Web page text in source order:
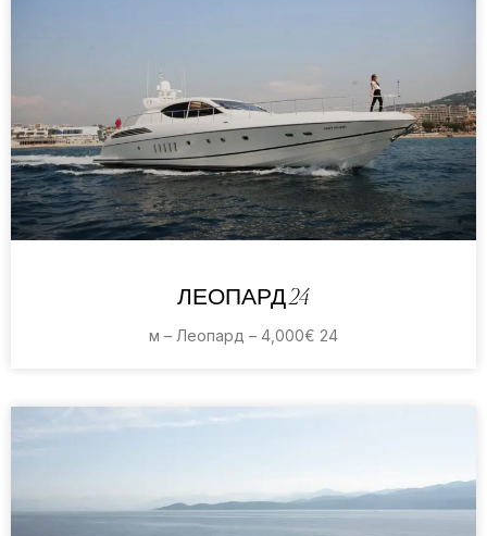
ЛЕОПАРД 24
24 м – Леопард – 4,000€